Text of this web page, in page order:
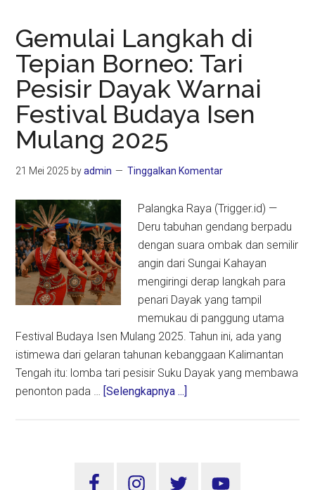
Gemulai Langkah di
Tepian Borneo: Tari
Pesisir Dayak Warnai
Festival Budaya Isen
Mulang 2025
21 Mei 2025 byadmin Tinggalkan Komentar
Palangka Raya (Trigger.id) —
Deru tabuhan gendang berpadu
dengan suara ombak dan semilir
angin dari Sungai Kahayan
mengiringi derap langkah para
penari Dayak yang tampil
memukau di panggung utama
Festival Budaya Isen Mulang 2025. Tahun ini, ada yang
istimewa dari gelaran tahunan kebanggaan Kalimantan
Tengah itu: lomba tari pesisir Suku Dayak yang membawa
penonton pada … [Selengkapnya ...]
Borneo:
Sidebar